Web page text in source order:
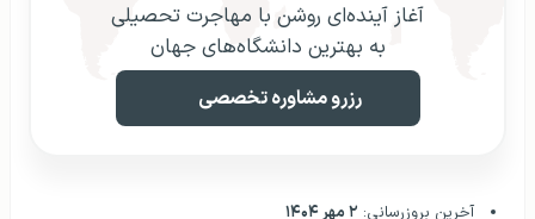
آغاز آینده‌ای روشن با مهاجرت تحصیلی
به بهترین دانشگاه‌های جهان
رزرو مشاوره تخصصی
آخرین بروزرسانی: ۲ مهر ۱۴۰۴